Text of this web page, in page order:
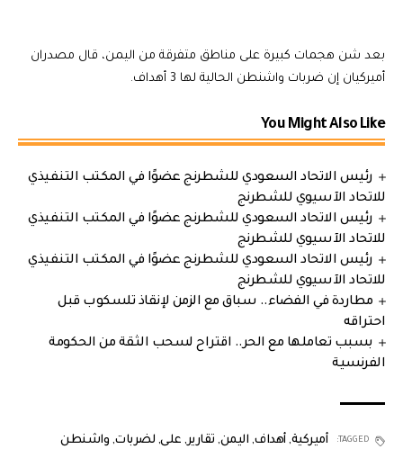
بعد شن هجمات كبيرة على مناطق متفرقة من اليمن، قال مصدران
أميركيان إن ضربات واشنطن الحالية لها 3 أهداف.
You Might Also Like
رئيس الاتحاد السعودي للشطرنج عضوًا في المكتب التنفيذي
للاتحاد الآسيوي للشطرنج
رئيس الاتحاد السعودي للشطرنج عضوًا في المكتب التنفيذي
للاتحاد الآسيوي للشطرنج
رئيس الاتحاد السعودي للشطرنج عضوًا في المكتب التنفيذي
للاتحاد الآسيوي للشطرنج
مطاردة في الفضاء.. سباق مع الزمن لإنقاذ تلسكوب قبل
احتراقه
بسبب تعاملها مع الحر.. اقتراح لسحب الثقة من الحكومة
الفرنسية
TAGGED: أميركية, أهداف, اليمن, تقارير, على, لضربات, واشنطن